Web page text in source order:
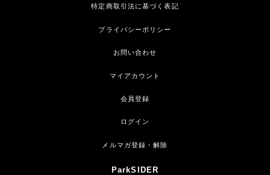
特定商取引法に基づく表記
プライバシーポリシー
お問い合わせ
マイアカウント
会員登録
ログイン
メルマガ登録・解除
ParkSIDER